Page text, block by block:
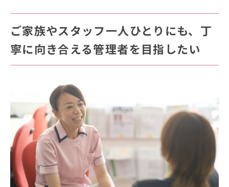
ご家族やスタッフ一人ひとりにも、丁
寧に向き合える管理者を目指したい